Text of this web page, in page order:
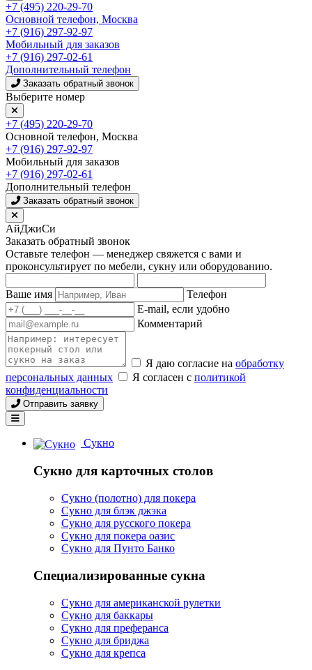
+7 (495) 220-29-70
Основной телефон, Москва
+7 (916) 297-92-97
Мобильный для заказов
+7 (916) 297-02-61
Дополнительный телефон
Заказать обратный звонок
Выберите номер
+7 (495) 220-29-70
Основной телефон, Москва
+7 (916) 297-92-97
Мобильный для заказов
+7 (916) 297-02-61
Дополнительный телефон
Заказать обратный звонок
АйДжиСи
Заказать обратный звонок
Оставьте телефон — менеджер свяжется с вами и
проконсультирует по мебели, сукну или оборудованию.
Ваше имя
Телефон
E-mail, если удобно
Комментарий
Я даю согласие на обработку
персональных данных
Я согласен с политикой
конфиденциальности
Отправить заявку
Сукно
Сукно для карточных столов
Сукно (полотно) для покера
Сукно для блэк джэка
Сукно для русского покера
Сукно для покера оазис
Сукно для Пунто Банко
Специализированные сукна
Сукно для американской рулетки
Сукно для баккары
Сукно для преферанса
Сукно для бриджа
Сукно для крепса